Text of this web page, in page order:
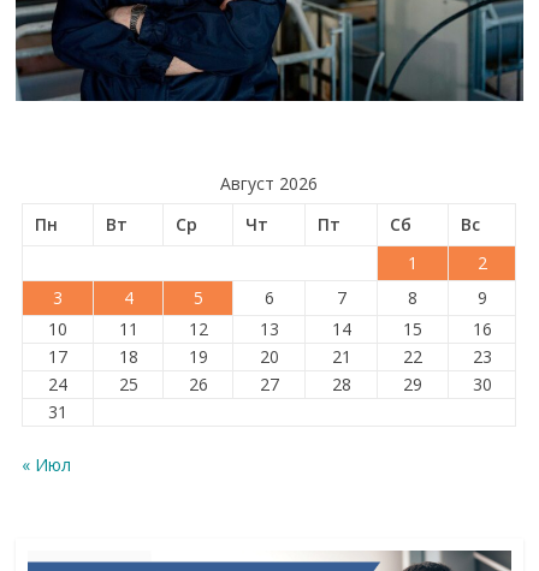
Август 2026
Пн
Вт Ср Чт Пт Сб
Вс
1
2
3
4 5 6 7 8
9
10
11 12 13 14 15
16
17
18 19 20 21 22
23
24
25 26 27 28 29
30
31
« Июл